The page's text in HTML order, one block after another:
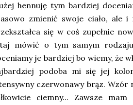
hennuję tym bardziej
zmienić swoje ciało,
się w coś zupełnie
mówić o tym samym
je bardziej bo wiemy, że
podoba mi się jej
czerwonawy brąz.
ciemny... Zawsze